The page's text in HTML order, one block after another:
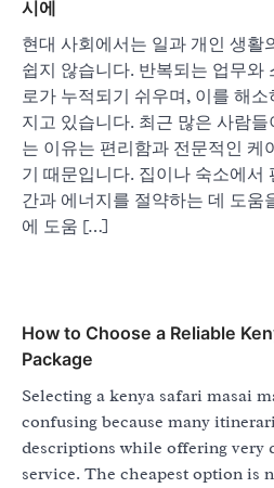
시에
현대 사회에서는 일과 개인 생활
쉽지 않습니다. 반복되는 업무와
로가 누적되기 쉬우며, 이를 해
지고 있습니다. 최근 많은 사람
는 이유는 편리함과 전문적인 케
기 때문입니다. 집이나 숙소에서
간과 에너지를 절약하는 데 도움
에 도움 […]
How to Choose a Reliable
Package
Selecting a kenya safari masai
confusing because many
descriptions while offering very
service. The cheapest option is